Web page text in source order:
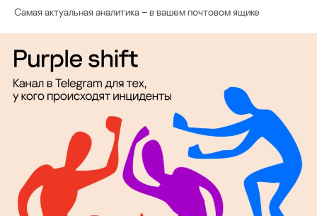
Самая актуальная аналитика – в вашем почтовом ящике